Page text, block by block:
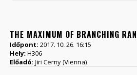
THE MAXIMUM OF BRANCHING
Időpont: 2017. 10. 26. 16:15
Hely: H306
Előadó: Jiri Cerny (Vienna)